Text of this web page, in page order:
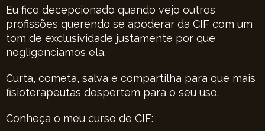
Eu fico decepcionado quando vejo outros
profissões querendo se apoderar da CIF com um
tom de exclusividade justamente por que
negligenciamos ela.
Curta, cometa, salva e compartilha para que mais
fisioterapeutas despertem para o seu uso.
Conheça o meu curso de CIF: